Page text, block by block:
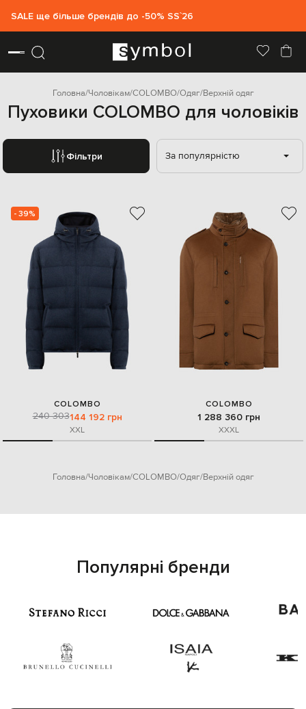
SALE ще більше брендів до -50% SS`26
Головна Чоловікам COLOMBO Одяг Верхній одяг
Пуховики COLOMBO для чоловіків
Фільтри За популярністю
- 39%
COLOMBO
240 303144 192 грн
XXL
COLOMBO
1 288 360 грн
XXXL
Головна Чоловікам COLOMBO Одяг Верхній одяг
Популярні бренди